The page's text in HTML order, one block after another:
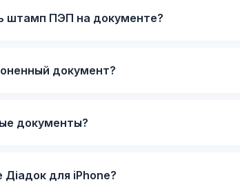
штамп ПЭП на документе?
документ?
документы?
для iPhone?